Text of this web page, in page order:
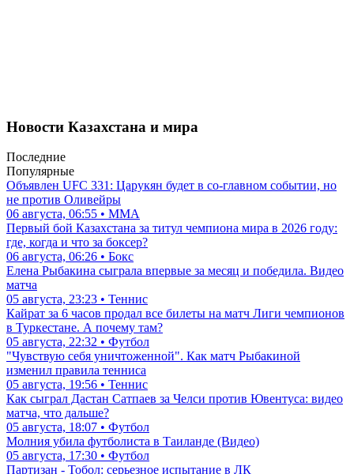
Новости Казахстана и мира
Последние
Популярные
Объявлен UFC 331: Царукян будет в со-главном событии, но
не против Оливейры
06 августа, 06:55 • ММА
Первый бой Казахстана за титул чемпиона мира в 2026 году:
где, когда и что за боксер?
06 августа, 06:26 • Бокс
Елена Рыбакина сыграла впервые за месяц и победила. Видео
матча
05 августа, 23:23 • Теннис
Кайрат за 6 часов продал все билеты на матч Лиги чемпионов
в Туркестане. А почему там?
05 августа, 22:32 • Футбол
"Чувствую себя уничтоженной". Как матч Рыбакиной
изменил правила тенниса
05 августа, 19:56 • Теннис
Как сыграл Дастан Сатпаев за Челси против Ювентуса: видео
матча, что дальше?
05 августа, 18:07 • Футбол
Молния убила футболиста в Таиланде (Видео)
05 августа, 17:30 • Футбол
Партизан - Тобол: серьезное испытание в ЛК